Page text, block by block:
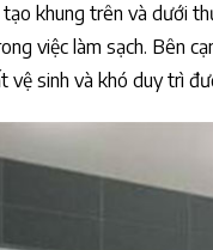
khung trên và dưới
việc làm sạch. Bên
vệ sinh và khó duy trì